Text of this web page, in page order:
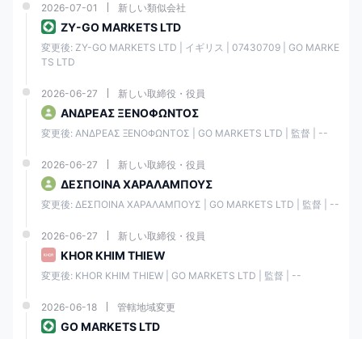
の長所と短所 GO MARKETS
GO MARKETSには、業界で認められた組織からの複数の規制があり、ク
ライアントに高い信頼性と安全性を与えます。
CFD、国債CFDなど1000以上の商品を含む幅広い金融商品を提供してい
ます。市場をリードする取引プラットフォームである MetaTrader 4 お
よび MetaTrader 5 を備えており、多数のテクニカル分析ツールとカスタ
マイズ可能なチャートを備えています。
複数の言語と複数のコミュニケーション チャネルを通じて、優れた顧客
サービスを提供します。
入金と出金は迅速に処理され、出金までのリードタイムは 1 営業日で
す。
ウェブサイトには、初心者から上級トレーダー向けの資料を提供する教
育セクションがあります。
デメリットとしては、事業体ごとに条件が異なることが主な点であるこ
とがわかりました。もう1つの点は、ブローカーのサポートが24時間365
日利用できるわけではないということです。
一般的な情報と規制 GO MARKETS
2026-07-01 新しい類似会社
ZY-GO MARKETS LTD
変更後: ZY-GO MARKETS LTD | イギリス | 07430709 | GO MARKE
TS LTD
2026-06-27 新しい取締役・役員
ΑΝΔΡΕΑΣ ΞΕΝΟΦΩΝΤΟΣ
変更後: ΑΝΔΡΕΑΣ ΞΕΝΟΦΩΝΤΟΣ | GO MARKETS LTD | 監督 | --
2026-06-27 新しい取締役・役員
ΔΕΣΠΟΙΝΑ ΧΑΡΑΛΑΜΠΟΥΣ
変更後: ΔΕΣΠΟΙΝΑ ΧΑΡΑΛΑΜΠΟΥΣ | GO MARKETS LTD | 監督 | --
2026-06-27 新しい取締役・役員
KHOR KHIM THIEW
変更後: KHOR KHIM THIEW | GO MARKETS LTD | 監督 | --
2026-06-18 管轄地域変更
GO MARKETS LTD